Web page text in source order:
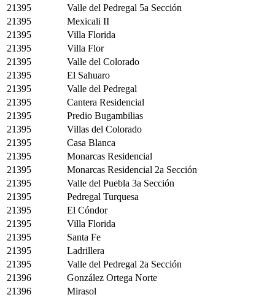
21395
Valle del Pedregal 5a Sección
21395
Mexicali II
21395
Villa Florida
21395
Villa Flor
21395
Valle del Colorado
21395
El Sahuaro
21395
Valle del Pedregal
21395
Cantera Residencial
21395
Predio Bugambilias
21395
Villas del Colorado
21395
Casa Blanca
21395
Monarcas Residencial
21395
Monarcas Residencial 2a Sección
21395
Valle del Puebla 3a Sección
21395
Pedregal Turquesa
21395
El Cóndor
21395
Villa Florida
21395
Santa Fe
21395
Ladrillera
21395
Valle del Pedregal 2a Sección
21396
González Ortega Norte
21396
Mirasol